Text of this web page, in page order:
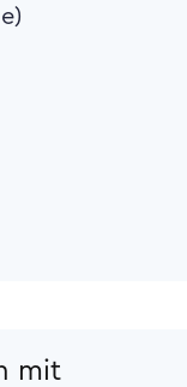
mit